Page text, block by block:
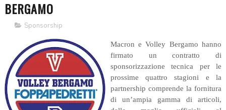
BERGAMO
Sponsorship
Macron e Volley Bergamo hanno
firmato un contratto di
sponsorizzazione tecnica per le
prossime quattro stagioni e la
partnership comprende la fornitura
di un’ampia gamma di articoli,